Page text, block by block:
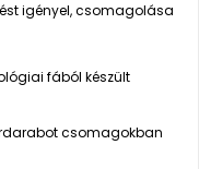
igényel, csomagolása
fából készült
csomagokban